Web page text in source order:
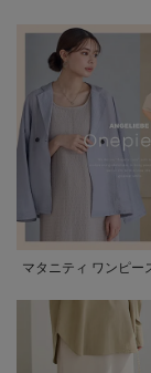
マタニティ ワンピー